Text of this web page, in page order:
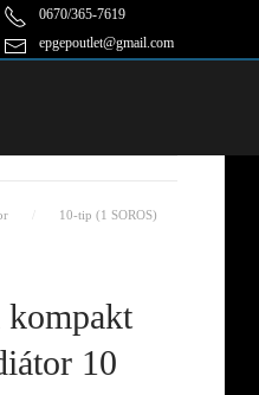
0670/365-7619
epgepoutlet@gmail.com
10-tip (1 SOROS)
10